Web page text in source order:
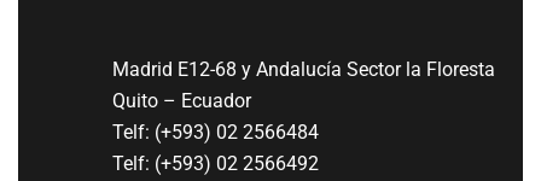
Madrid E12-68 y Andalucía Sector la Floresta
Quito – Ecuador
Telf: (+593) 02 2566484
Telf: (+593) 02 2566492